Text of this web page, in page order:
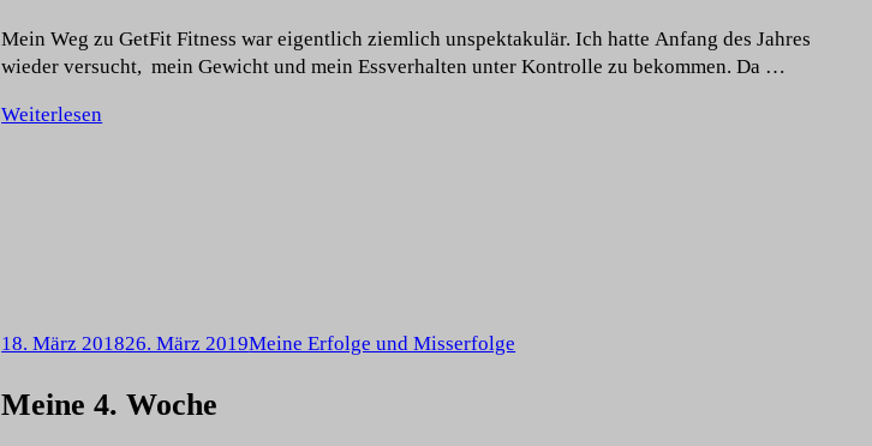
Mein Weg zu GetFit Fitness war eigentlich ziemlich unspektakulär. Ich hatte Anfang des Jahres
wieder versucht, mein Gewicht und mein Essverhalten unter Kontrolle zu bekommen. Da …
Weiterlesen
18. März 201826. März 2019Meine Erfolge und Misserfolge
Meine 4. Woche